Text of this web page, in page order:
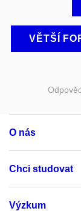
VĚTŠÍ
O nás
Chci studovat
Výzkum